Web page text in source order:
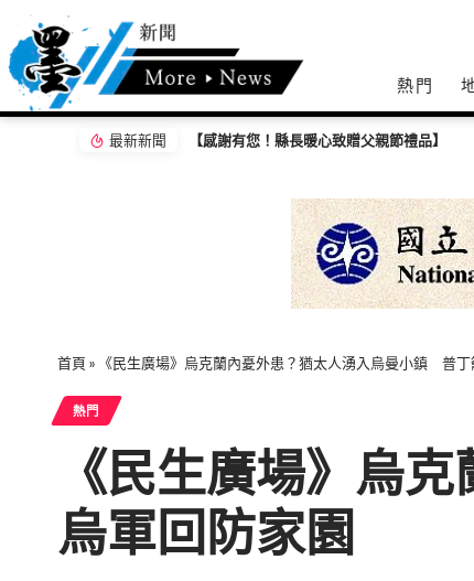
熱門
最新新聞 【感謝有您！縣長暖心致贈父親節禮品】
首頁 » 《民生廣場》烏克蘭內憂外患？猶太人湧入烏曼小鎮 普
熱門
《民生廣場》烏
烏軍回防家園